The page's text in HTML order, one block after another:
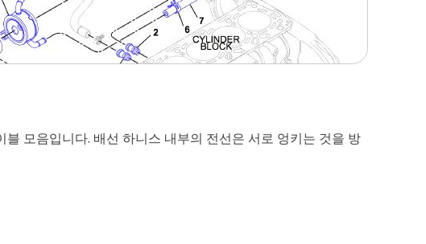
모음입니다. 배선 하니스 내부의 전선은 서로 엉키는 것을 방